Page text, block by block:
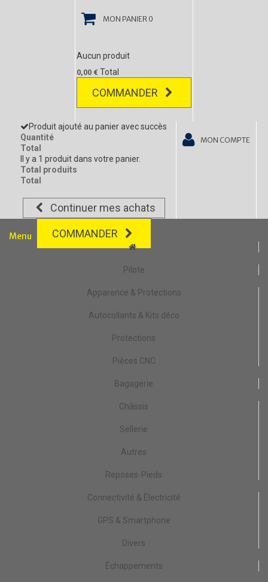
MON PANIER 0
Aucun produit
0,00 € Total
COMMANDER
Produit ajouté au panier avec succès
Quantité
Total
Il y a 1 produit dans votre panier.
Total produits
Total
Continuer mes achats
COMMANDER
MON COMPTE
Menu
Pilote
Apparence & Protections
Autocollants & Kits déco
Protections
Pièces CNC
Bagagerie
Châssis
Sellerie
Autres
Reposes-Pieds
Connectivité & Électricité
GPS & Smartphone
Divers
Échappements